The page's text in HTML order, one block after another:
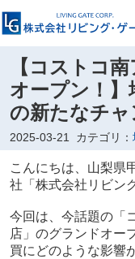
【コストコ
オープン！】
の新たなチャ
2025-03-21 カテゴリ：
こんにちは、山梨県
社「株式会社リビン
今回は、今話題の「
店」のグランドオー
買にどのような影響